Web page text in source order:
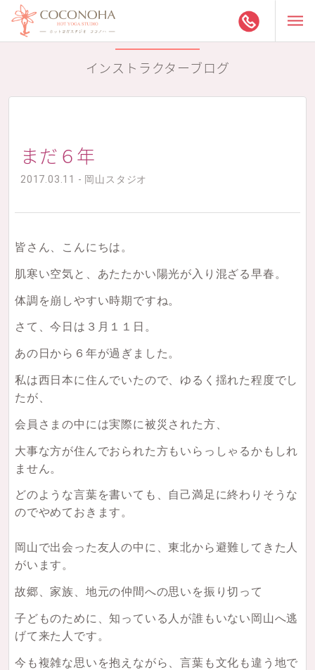
インストラクターブログ
まだ６年
2017.03.11 - 岡山スタジオ
皆さん、こんにちは。
肌寒い空気と、あたたかい陽光が入り混ざる早春。
体調を崩しやすい時期ですね。
さて、今日は３月１１日。
あの日から６年が過ぎました。
私は西日本に住んでいたので、ゆるく揺れた程度でし
たが、
会員さまの中には実際に被災された方、
大事な方が住んでおられた方もいらっしゃるかもしれ
ません。
どのような言葉を書いても、自己満足に終わりそうな
のでやめておきます。
岡山で出会った友人の中に、東北から避難してきた人
がいます。
故郷、家族、地元の仲間への思いを振り切って
子どものために、知っている人が誰もいない岡山へ逃
げて来た人です。
今も複雑な思いを抱えながら、言葉も文化も違う地で